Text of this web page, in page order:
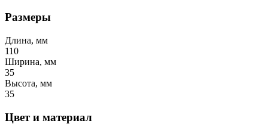
Размеры
Длина, мм
110
Ширина, мм
35
Высота, мм
35
Цвет и материал